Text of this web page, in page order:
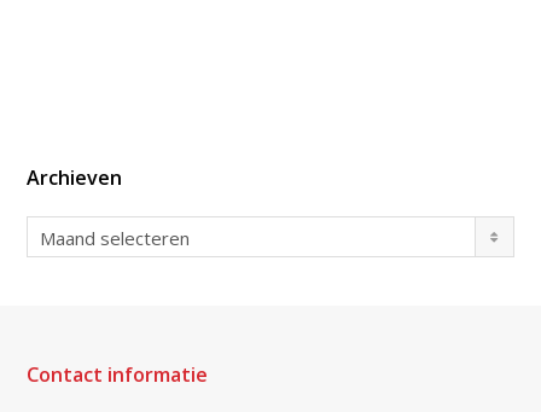
Archieven
Archieven
Maand selecteren
Contact informatie